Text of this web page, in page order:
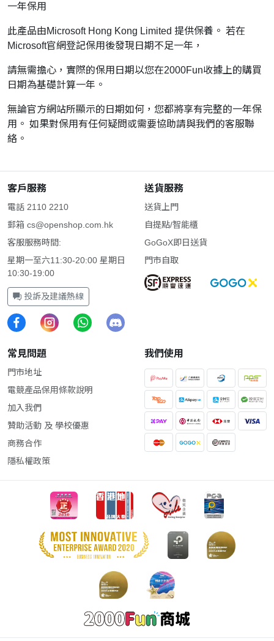
一年保用
此產品由Microsoft Hong Kong Limited 提供保養。 若在
Microsoft官網登記保用後發現日期不足一年，
請無需擔心，實際的保用日期以您在2000Fun收據上的購買
日期為基礎計算一年。
無論官方網站所顯示的日期如何，您都將享有完整的一年保
用。 如果對保用有任何疑問或需要協助請與我們的客服聯
絡。
客戶服務
電話 2110 2210
郵箱 cs@openshop.com.hk
客服服務時間:
星期一至六11:30-20:00 星期日
10:30-19:00
投訴及建議熱線
送貨服務
送貨上門
自提點/智能櫃
GoGoX即日送貨
門市自取
常見問題
門市地址
電競產品保用條款說明
加入我們
贊助活動 及 學校優惠
商務合作
隱私權政策
我們使用